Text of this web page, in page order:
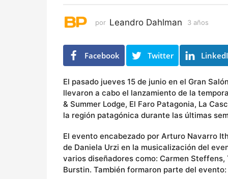
por Leandro Dahlman 3 años
s
Facebook Twitter
El pasado jueves 15 de junio en el Gran
llevaron a cabo el lanzamiento de la
& Summer Lodge, El Faro Patagonia, La
la región patagónica durante las últimas
El evento encabezado por Arturo Navarro
de Daniela Urzi en la musicalización del
varios diseñadores como: Carmen
Burstin. También formaron parte del